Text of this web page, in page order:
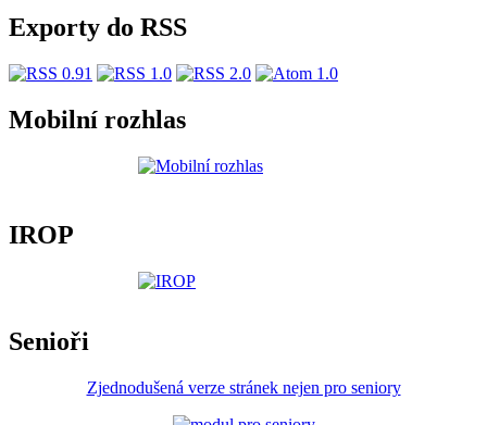
Exporty do RSS
Mobilní rozhlas
IROP
Senioři
Zjednodušená verze stránek nejen pro seniory